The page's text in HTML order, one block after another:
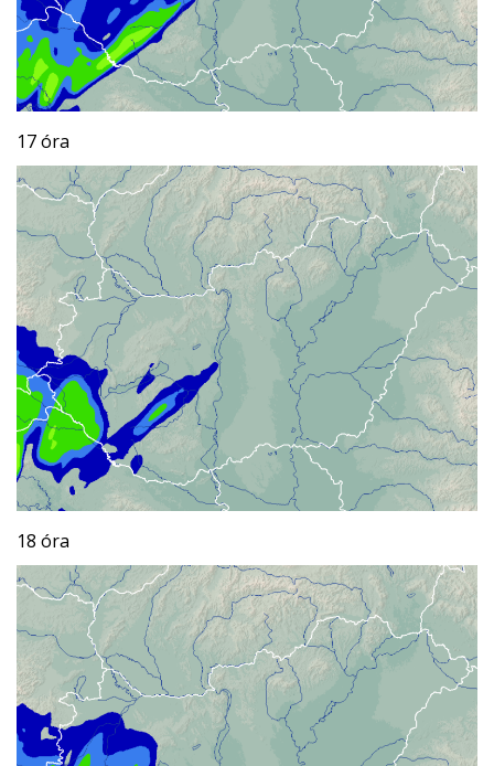
17 óra
18 óra